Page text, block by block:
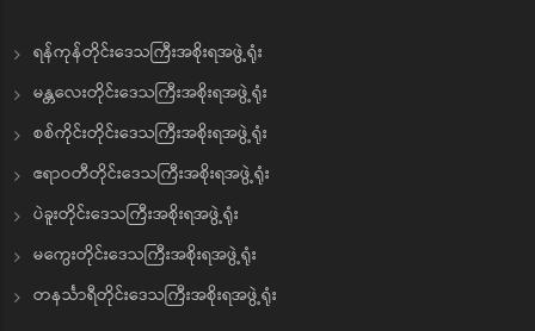
ရန်ကုန်တိုင်းဒေသကြီးအစိုးရအဖွဲ့ရုံး
မန္တလေးတိုင်းဒေသကြီးအစိုးရအဖွဲ့ရုံး
စစ်ကိုင်းတိုင်းဒေသကြီးအစိုးရအဖွဲ့ရုံး
ဧရာဝတီတိုင်းဒေသကြီးအစိုးရအဖွဲ့ရုံး
ပဲခူးတိုင်းဒေသကြီးအစိုးရအဖွဲ့ရုံး
မကွေးတိုင်းဒေသကြီးအစိုးရအဖွဲ့ရုံး
တနင်္သာရီတိုင်းဒေသကြီးအစိုးရအဖွဲ့ရုံး